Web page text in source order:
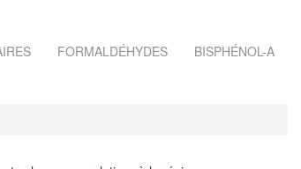
FORMALDÉHYDES BISPHÉNOL-A